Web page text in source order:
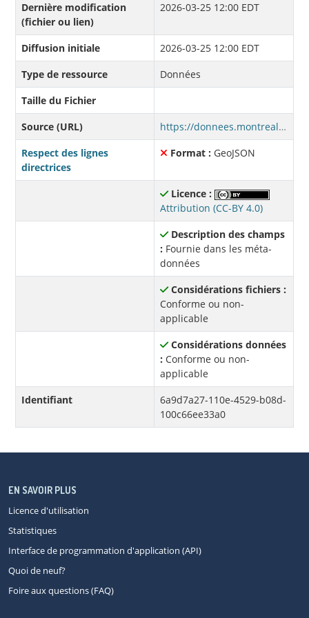
Dernière modification
(fichier ou lien)
2026-03-25 12:00 EDT
Diffusion initiale
2026-03-25 12:00 EDT
Type de ressource
Données
Taille du Fichier
Source (URL)
https://donnees.montreal.ca/fr/dataset/25229b69-4d29-4ef7-a3b5-38e571c19cbc/resource/6a9d7a27-110e-4529-b08d-100c66ee33a0/download/vim_imm_adopte_pre1940_s.geojson
Respect des lignes
directrices
Format : GeoJSON
Licence :
Attribution (CC-BY 4.0)
Description des champs
: Fournie dans les méta-
données
Considérations fichiers :
Conforme ou non-
applicable
Considérations données
: Conforme ou non-
applicable
Identifiant
6a9d7a27-110e-4529-b08d-
100c66ee33a0
EN SAVOIR PLUS
Licence d'utilisation
Statistiques
Interface de programmation d'application (API)
Quoi de neuf?
Foire aux questions (FAQ)